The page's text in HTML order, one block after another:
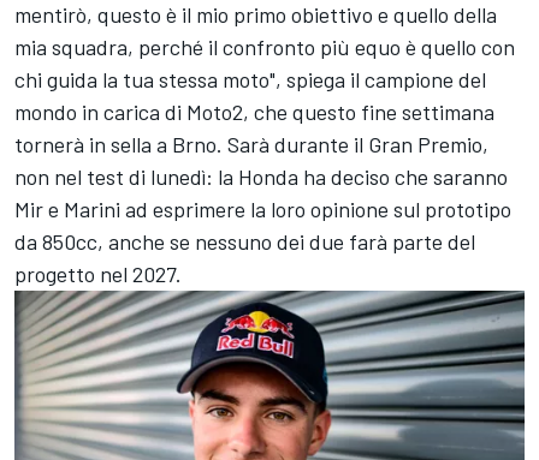
mentirò, questo è il mio primo obiettivo e quello della
mia squadra, perché il confronto più equo è quello con
chi guida la tua stessa moto", spiega il campione del
mondo in carica di Moto2, che questo fine settimana
tornerà in sella a Brno. Sarà durante il Gran Premio,
non nel test di lunedì: la Honda ha deciso che saranno
Mir e Marini ad esprimere la loro opinione sul prototipo
da 850cc, anche se nessuno dei due farà parte del
progetto nel 2027.